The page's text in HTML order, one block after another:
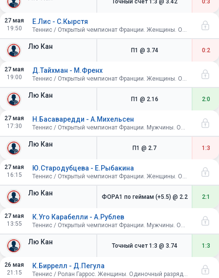
Точный счет 1:3 @ 3.42 0:3
27 мая
19:50
Лю Кан
Е.Лис - С.Кырстя
Теннис / Открытый чемпионат Франции. Женщины. Одиночный разряд. 1/32 финала
П1 @ 3.74 0:2
27 мая
19:00
Лю Кан
Д.Тайхман - М.Френх
Теннис / Открытый чемпионат Франции. Женщины. Одиночный разряд. 1/32 финала
П1 @ 2.16 2:0
27 мая
17:30
Лю Кан
Н.Басаваредди - А.Михельсен
Теннис / Открытый чемпионат Франции. Мужчины. Одиночный разряд. 1/32 финала
П1 @ 2.7 1:3
27 мая
16:15
Лю Кан
Ю.Стародубцева - Е.Рыбакина
Теннис / Открытый чемпионат Франции. Женщины. Одиночный разряд. 1/32 финала
ФОРА1 по геймам (+5.5) @ 2.2 2:1
27 мая
13:55
Лю Кан
К.Уго Карабелли - А.Рублев
Теннис / Открытый чемпионат Франции. Мужчины. Одиночный разряд. 1/32 финала
Точный счет 1:3 @ 3.74 1:3
26 мая
21:15
К.Биррелл - Д.Пегула
Теннис / Ролан Гаррос. Женщины. Одиночный разряд. 1/64 финала